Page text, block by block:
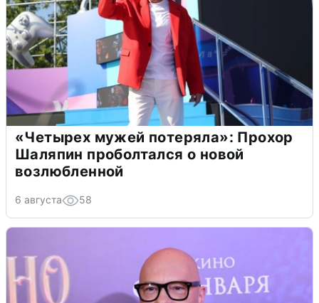
«Четырех мужей потеряла»: Прохор
Шаляпин проболтался о новой
возлюбленной
6 августа 58